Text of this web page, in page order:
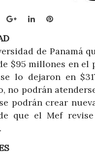
Google+LinkedInPinterest
de Panamá
$95 millones en el
lo dejaron en
no podrán
podrán crear
que el Mef